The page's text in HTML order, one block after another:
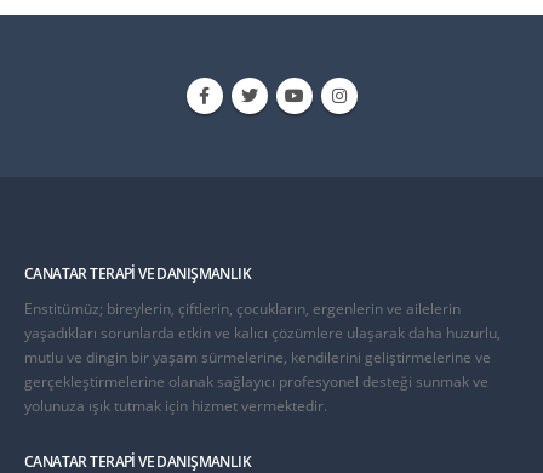
CANATAR TERAPI VE DANIŞMANLIK
Enstitümüz; bireylerin, çiftlerin, çocukların, ergenlerin ve ailelerin
yaşadıkları sorunlarda etkin ve kalıcı çözümlere ulaşarak daha huzurlu,
mutlu ve dingin bir yaşam sürmelerine, kendilerini geliştirmelerine ve
gerçekleştirmelerine olanak sağlayıcı profesyonel desteği sunmak ve
yolunuza ışık tutmak için hizmet vermektedir.
CANATAR TERAPI VE DANIŞMANLIK